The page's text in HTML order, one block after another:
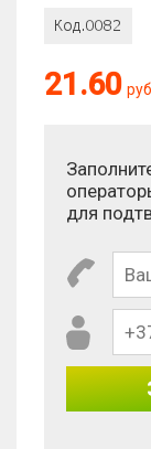
21.60 руб.
для